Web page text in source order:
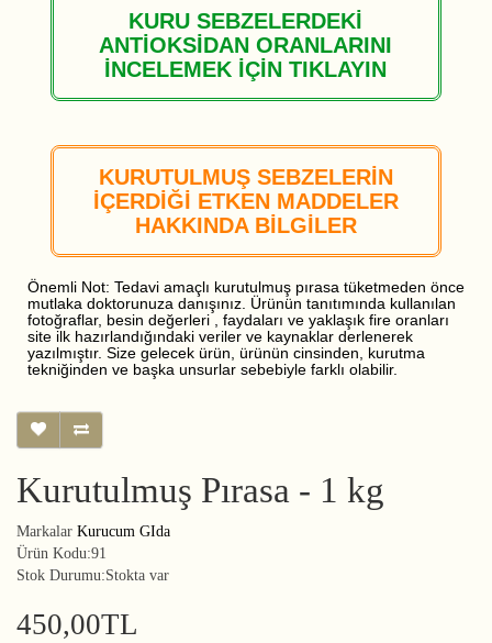
KURU SEBZELERDEKİ
ANTİOKSİDAN ORANLARINI
İNCELEMEK İÇİN TIKLAYIN
KURUTULMUŞ SEBZELERİN
İÇERDİĞİ ETKEN MADDELER
HAKKINDA BİLGİLER
Önemli Not: Tedavi amaçlı kurutulmuş pırasa tüketmeden önce
mutlaka doktorunuza danışınız. Ürünün tanıtımında kullanılan
fotoğraflar, besin değerleri , faydaları ve yaklaşık fire oranları
site ilk hazırlandığındaki veriler ve kaynaklar derlenerek
yazılmıştır. Size gelecek ürün, ürünün cinsinden, kurutma
tekniğinden ve başka unsurlar sebebiyle farklı olabilir.
Kurutulmuş Pırasa - 1 kg
Markalar Kurucum GIda
Ürün Kodu:91
Stok Durumu:Stokta var
450,00TL